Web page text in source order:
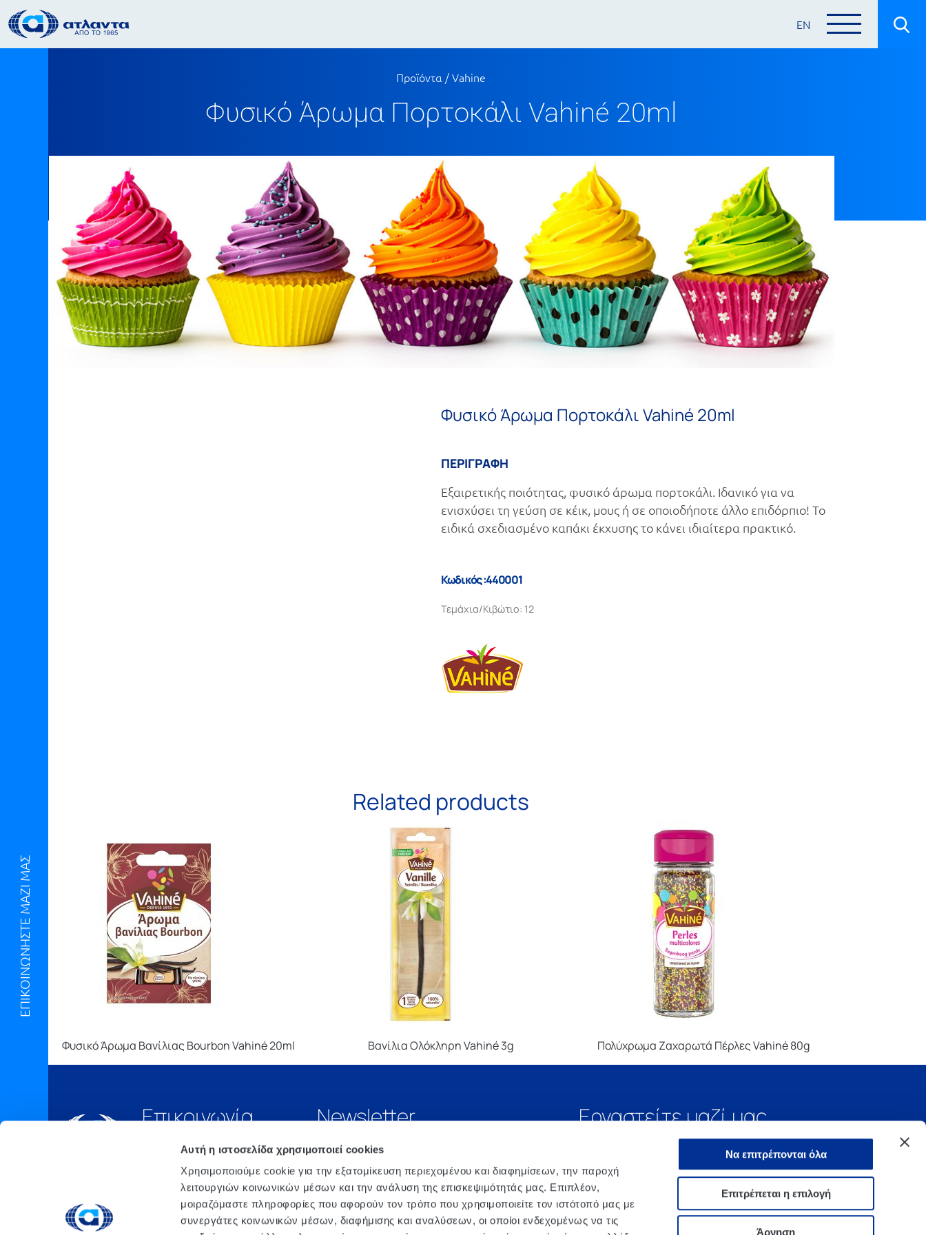
Αυτή η ιστοσελίδα χρησιμοποιεί cookies
Χρησιμοποιούμε cookie για την εξατομίκευση περιεχομένου και διαφημίσεων, την παροχή
λειτουργιών κοινωνικών μέσων και την ανάλυση της επισκεψιμότητάς μας. Επιπλέον,
μοιραζόμαστε πληροφορίες που αφορούν τον τρόπο που χρησιμοποιείτε τον ιστότοπό μας με
συνεργάτες κοινωνικών μέσων, διαφήμισης και αναλύσεων, οι οποίοι ενδεχομένως να τις
Να επιτρέπονται όλα
Επιτρέπεται η επιλογή
Άρνηση
EN
ΕΠΙΚΟΙΝΩΝΗΣΤΕ ΜΑΖΙ ΜΑΣ
Προϊόντα /Vahine
Φυσικό Άρωμα Πορτοκάλι Vahiné 20ml
Φυσικό Άρωμα Πορτοκάλι Vahiné 20ml
ΠΕΡΙΓΡΑΦΗ
Εξαιρετικής ποιότητας, φυσικό άρωμα πορτοκάλι. Ιδανικό για να
ενισχύσει τη γεύση σε κέικ, μους ή σε οποιοδήποτε άλλο επιδόρπιο! Το
ειδικά σχεδιασμένο καπάκι έκχυσης το κάνει ιδιαίτερα πρακτικό.
Κωδικός :440001
Τεμάχια/Κιβώτιο: 12
Related products
Φυσικό Άρωμα Βανίλιας Bourbon Vahiné 20ml Βανίλια Ολόκληρη Vahiné 3g Πολύχρωμα Ζαχαρωτά Πέρλες Vahiné 80g
Επικοινωνία
210 6675000
Αθήνα, 3o xλμ. Λ.
ΜΑΡΚΟΠΟΥΛΟΥ, Τ.Θ. 200, TK
190 02 ΠΑΙΑΝΙΑ ΑΤΤΙΚΗΣ
email: info@atlanta.gr
Newsletter Εργαστείτε μαζί μας